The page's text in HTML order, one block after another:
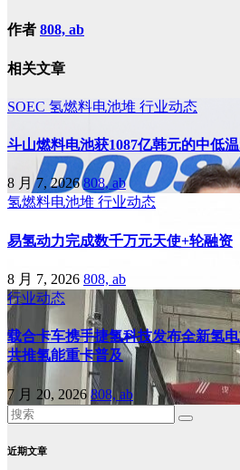
作者 808, ab
相关文章
SOEC 氢燃料电池堆 行业动态
斗山燃料电池获1087亿韩元的中低
8 月 7, 2026808, ab
氢燃料电池堆 行业动态
易氢动力完成数千万元天使+轮融资
8 月 7, 2026 808, ab
行业动态
载合卡车携手捷氢科技发布全新氢
共推氢能重卡普及
7 月 20, 2026808, ab
近期文章